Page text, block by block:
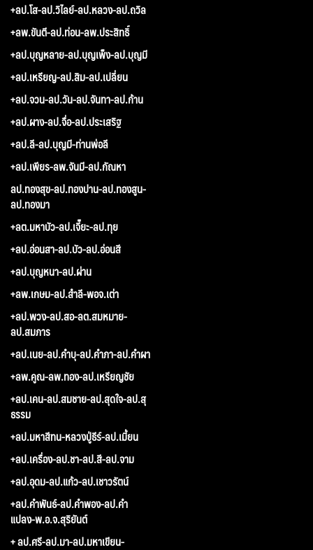
+ลป.โส-ลป.วิไลย์-ลป.หลวง-ลป.ถวิล
+ลพ.ขันตี-ลป.ท่อน-ลพ.ประสิทธิ์
+ลป.บุญหลาย-ลป.บุญเพ็ง-ลป.บุญมี
+ลป.เหรียญ-ลป.สิม-ลป.เปลี่ยน
+ลป.จวน-ลป.วัน-ลป.จันทา-ลป.ก้าน
+ลป.ผาง-ลป.จื่อ-ลป.ประเสริฐ
+ลป.ลี-ลป.บุญมี-ท่านพ่อลี
+ลป.เพียร-ลพ.จันมี-ลป.กัณหา
ลป.ทองสุข-ลป.ทองปาน-ลป.ทองสูน-
ลป.ทองมา
+ลต.มหาบัว-ลป.เจี๊ยะ-ลป.ทุย
+ลป.อ่อนสา-ลป.บัว-ลป.อ่อนสี
+ลป.บุญหนา-ลป.ผ่าน
+ลพ.เกษม-ลป.สำลี-พอจ.เต่า
+ลป.พวง-ลป.สอ-ลต.สมหมาย-
ลป.สมภาร
+ลป.เนย-ลป.คำบุ-ลป.คำภา-ลป.คำผา
+ลพ.คูณ-ลพ.ทอง-ลป.เหรียญชัย
+ลป.เคน-ลป.สมชาย-ลป.สุดใจ-ลป.สุ
ธรรม
+ลป.มหาสีทน-หลวงปู่ธีร์-ลป.เมี้ยน
+ลป.เครื่อง-ลป.ชา-ลป.สี-ลป.จาม
+ลป.อุดม-ลป.แก้ว-ลป.เชาวรัตน์
+ลป.คำพันธ์-ลป.คำพอง-ลป.คำ
แปลง-พ.อ.จ.สุริยันต์
+ ลป.ศรี-ลป.มา-ลป.มหาเขียน-